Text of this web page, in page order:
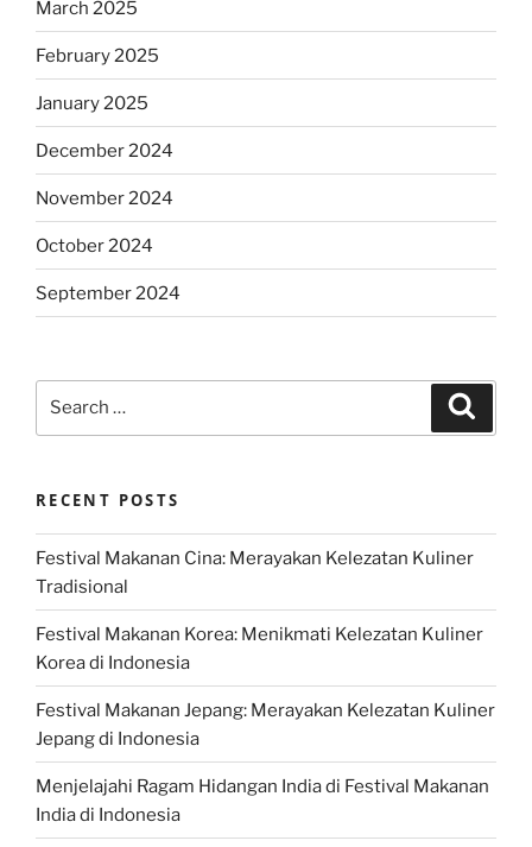
March 2025
February 2025
January 2025
December 2024
November 2024
October 2024
September 2024
RECENT POSTS
Festival Makanan Cina: Merayakan Kelezatan Kuliner
Tradisional
Festival Makanan Korea: Menikmati Kelezatan Kuliner
Korea di Indonesia
Festival Makanan Jepang: Merayakan Kelezatan Kuliner
Jepang di Indonesia
Menjelajahi Ragam Hidangan India di Festival Makanan
India di Indonesia